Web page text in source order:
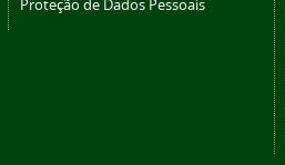
Proteção de Dados Pessoais